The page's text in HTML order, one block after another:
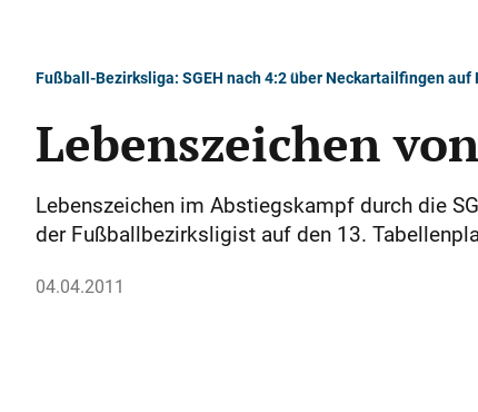
Fußball-Bezirksliga: SGEH nach 4:2 über Neckartailfingen auf
Lebenszeichen
Lebenszeichen im Abstiegskampf durch die
der Fußballbezirksligist auf den 13.
04.04.2011